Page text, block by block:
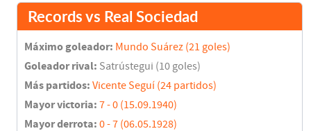
Zakaria Bakkali
90'
Final del partido 91'
Records vs Real Sociedad
Máximo goleador: Mundo Suárez (21 goles)
Goleador rival: Satrústegui (10 goles)
Más partidos: Vicente Seguí (24 partidos)
Mayor victoria: 7 - 0 (15.09.1940)
Mayor derrota: 0 - 7 (06.05.1928)